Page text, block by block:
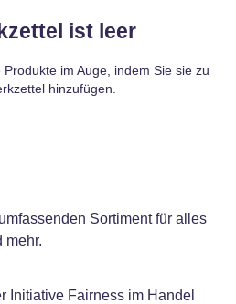
ist leer
im Auge, indem Sie sie zu
hinzufügen.
Sortiment für alles
mehr.
Initiative Fairness im Handel